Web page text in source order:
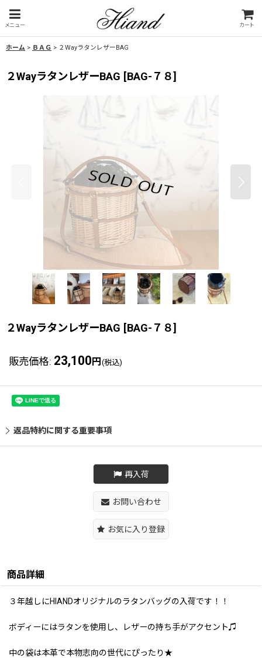
メニュー カート
ホーム > ＢＡＧ > ２WayラタンレザーBAG
２WayラタンレザーBAG [BAG-７８]
２WayラタンレザーBAG [BAG-７８]
販売価格: 23,100 円 (税込)
返品特約に関する重要事項
再入荷
お問い合わせ
お気に入り登録
商品詳細
３年越しにHIANDオリジナルのラタンバッグの入荷です！！
ボディーにはラタンを使用し、レザーの持ち手がアクセント♫
中の袋は本革で本物志向の世代にぴったり★